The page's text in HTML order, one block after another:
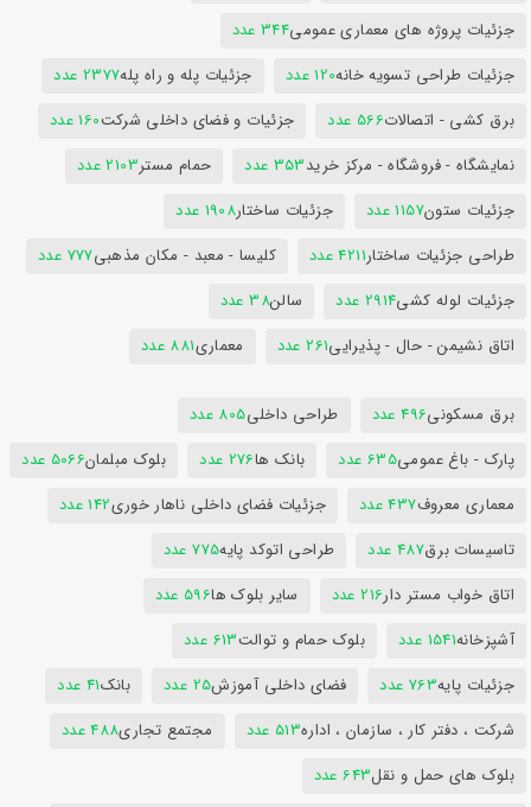
جزئیات پروژه های معماری عمومی344 عدد
جزئیات طراحی تسویه خانه120 عدد جزئیات پله و راه پله2377 عدد
برق کشی - اتصالات566 عدد جزئیات و فضای داخلی شرکت160 عدد
نمایشگاه - فروشگاه - مرکز خرید353 عدد حمام مستر2103 عدد
جزئیات ستون1157 عدد جزئیات ساختار1908 عدد
طراحی جزئیات ساختار4211 عدد کلیسا - معبد - مکان مذهبی777 عدد
جزئیات لوله کشی2914 عدد سالن38 عدد
اتاق نشیمن - حال - پذیرایی261 عدد معماری881 عدد
برق مسکونی496 عدد طراحی داخلی805 عدد
پارک - باغ عمومی635 عدد بانک ها276 عدد بلوک مبلمان5066 عدد
معماری معروف437 عدد جزئیات فضای داخلی ناهار خوری142 عدد
تاسیسات برق487 عدد طراحی اتوکد پایه775 عدد
اتاق خواب مستر دار216 عدد سایر بلوک ها596 عدد
آشپزخانه1541 عدد بلوک حمام و توالت613 عدد
جزئیات پایه763 عدد فضای داخلی آموزش25 عدد بانک41 عدد
شرکت ، دفتر کار ، سازمان ، اداره513 عدد مجتمع تجاری488 عدد
بلوک های حمل و نقل643 عدد